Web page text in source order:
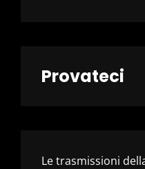
Provateci
Le trasmissioni